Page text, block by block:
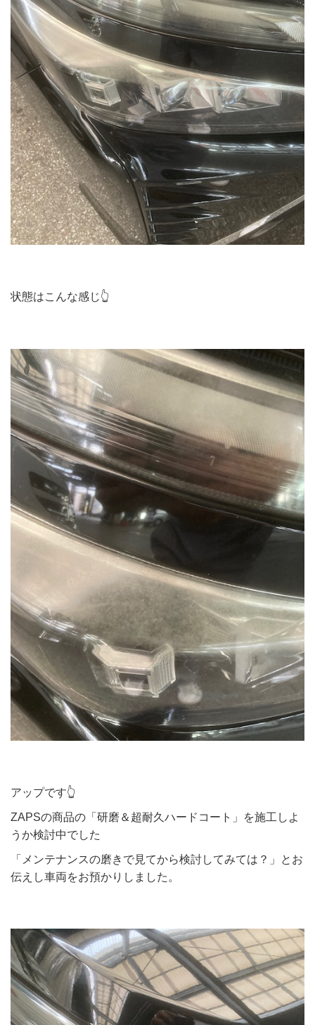
状態はこんな感じ👆
アップです👆
ZAPSの商品の「研磨＆超耐久ハードコート」を施工しよ
うか検討中でした
「メンテナンスの磨きで見てから検討してみては？」とお
伝えし車両をお預かりしました。